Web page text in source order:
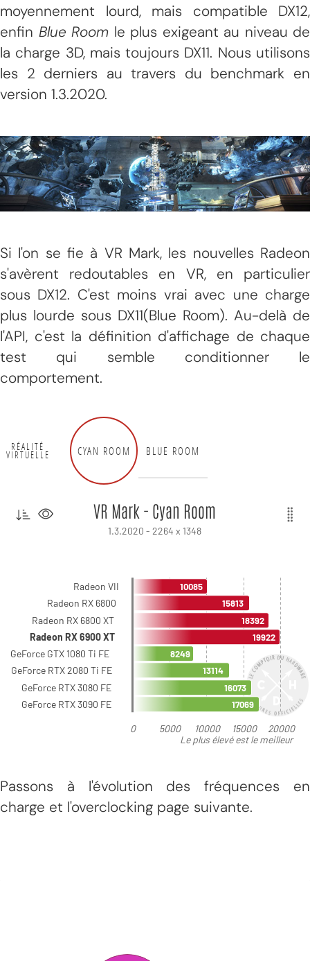
moyennement lourd, mais compatible DX12,
enfin Blue Room le plus exigeant au niveau de
la charge 3D, mais toujours DX11. Nous utilisons
les 2 derniers au travers du benchmark en
version 1.3.2020.
Si l'on se fie à VR Mark, les nouvelles Radeon
s'avèrent redoutables en VR, en particulier
sous DX12. C'est moins vrai avec une charge
plus lourde sous DX11(Blue Room). Au-delà de
l'API, c'est la définition d'affichage de chaque
test qui semble conditionner le
comportement.
Passons à l'évolution des fréquences en
charge et l'overclocking page suivante.